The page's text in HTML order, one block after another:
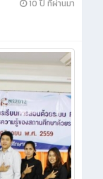
10 ปี ที่ผ่านมา